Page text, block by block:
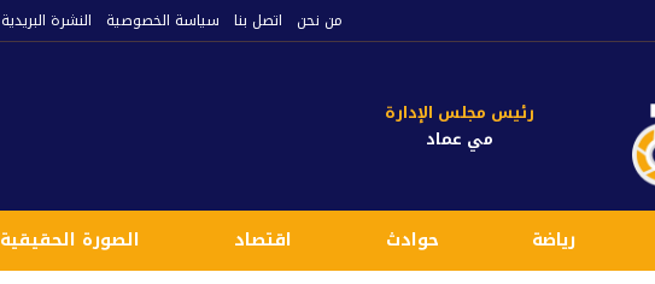
من نحن اتصل بنا سياسة الخصوصية النشرة البريدية
رئيس مجلس الإدارة
مي عماد
رياضة حوادث اقتصاد الصورة الحقيقية